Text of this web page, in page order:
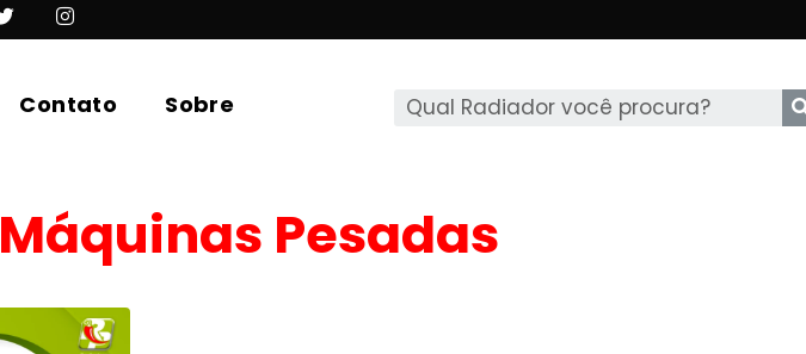
Contato Sobre
Máquinas Pesadas